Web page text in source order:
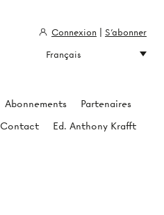
Abonnements
Partenaires
Contact Ed. Anthony Krafft
Connexion
S'abonner
Français